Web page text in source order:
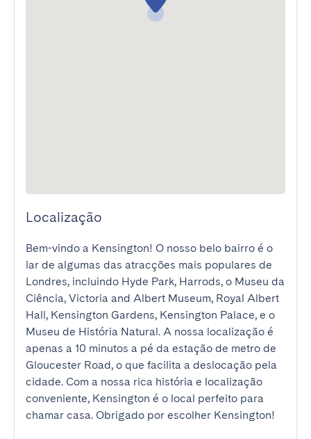
Localização
Bem-vindo a Kensington! O nosso belo bairro é o
lar de algumas das atracções mais populares de
Londres, incluindo Hyde Park, Harrods, o Museu da
Ciência, Victoria and Albert Museum, Royal Albert
Hall, Kensington Gardens, Kensington Palace, e o
Museu de História Natural. A nossa localização é
apenas a 10 minutos a pé da estação de metro de
Gloucester Road, o que facilita a deslocação pela
cidade. Com a nossa rica história e localização
conveniente, Kensington é o local perfeito para
chamar casa. Obrigado por escolher Kensington!